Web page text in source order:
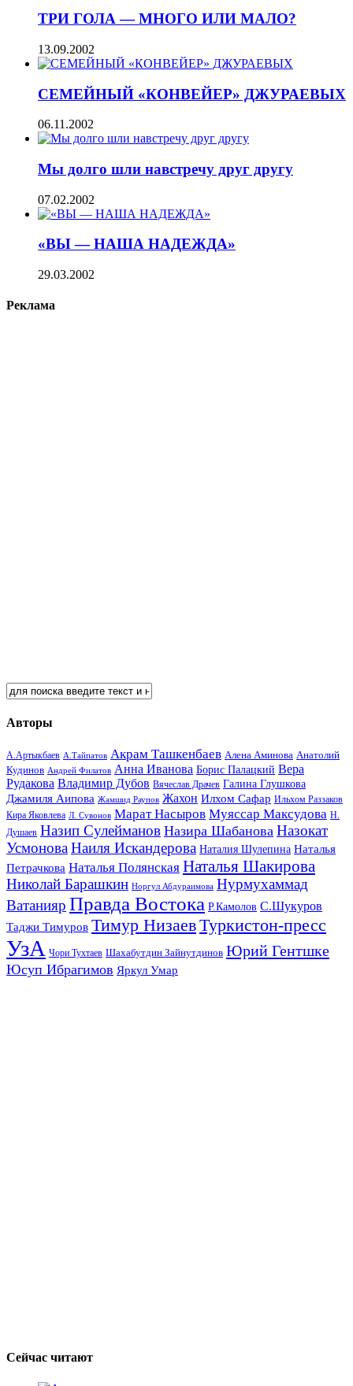
ТРИ ГОЛА — МНОГО ИЛИ МАЛО?
13.09.2002
СЕМЕЙНЫЙ «КОНВЕЙЕР» ДЖУРАЕВЫХ
06.11.2002
Мы долго шли навстречу друг другу
07.02.2002
«ВЫ — НАША НАДЕЖДА»
29.03.2002
Реклама
Авторы
А.Артыкбаев А.Тайпатов Акрам Ташкенбаев Алена Аминова Анатолий
Кудинов Андрей Филатов Анна Иванова Борис Палацкий Вера
Рудакова Владимир Дубов Вячеслав Драчев Галина Глушкова
Джамиля Аипова Жамшид Раупов Жахон Илхом Сафар Ильхом Раззаков
Кира Яковлева Л. Сувонов Марат Насыров Муяссар Максудова Н.
Душаев Назип Сулейманов Назира Шабанова Назокат
УсмоноваНаиля Искандерова Наталия Шулепина Наталья
Петрачкова Наталья Полянская Наталья Шакирова
Николай Барашкин Норгул Абдураимова Нурмухаммад
Ватанияр Правда Востока Р.Камолов С.Шукуров
Таджи Тимуров Тимур НизаевТуркистон-пресс
УзА Чори Тухтаев Шахабутдин Зайнутдинов Юрий Гентшке
Юсуп Ибрагимов Яркул Умар
Сейчас читают